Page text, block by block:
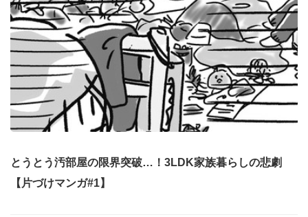
とうとう汚部屋の限界突破…！3LDK家族暮らしの悲劇
【片づけマンガ#1】